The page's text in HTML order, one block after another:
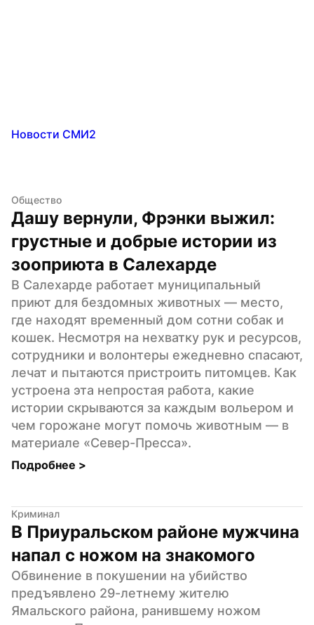
Новости СМИ2
Общество
Дашу вернули, Фрэнки выжил:
грустные и добрые истории из
зооприюта в Салехарде
В Салехарде работает муниципальный
приют для бездомных животных — место,
где находят временный дом сотни собак и
кошек. Несмотря на нехватку рук и ресурсов,
сотрудники и волонтеры ежедневно спасают,
лечат и пытаются пристроить питомцев. Как
устроена эта непростая работа, какие
истории скрываются за каждым вольером и
чем горожане могут помочь животным — в
материале «Север-Пресса».
Подробнее >
Криминал
В Приуральском районе мужчина
напал с ножом на знакомого
Обвинение в покушении на убийство
предъявлено 29-летнему жителю
Ямальского района, ранившему ножом